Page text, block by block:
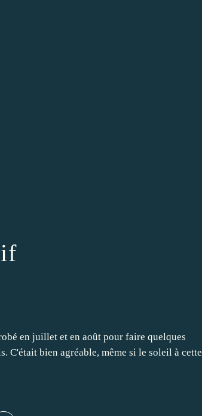
en juillet et en août pour faire quelques
C'était bien agréable, même si le soleil à cette